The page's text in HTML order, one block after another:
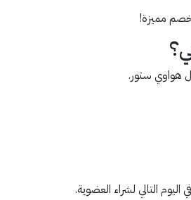
مميزة!
هواوي ستور.
التالي لشراء العضوية.